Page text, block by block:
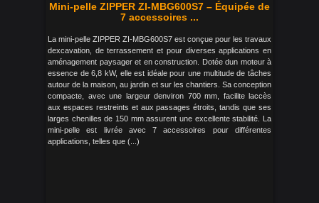
Mini-pelle ZIPPER ZI-MBG600S7 – Équipée de
7 accessoires ...
La mini-pelle ZIPPER ZI-MBG600S7 est conçue pour les travaux
dexcavation, de terrassement et pour diverses applications en
aménagement paysager et en construction. Dotée dun moteur à
essence de 6,8 kW, elle est idéale pour une multitude de tâches
autour de la maison, au jardin et sur les chantiers. Sa conception
compacte, avec une largeur denviron 700 mm, facilite laccès
aux espaces restreints et aux passages étroits, tandis que ses
larges chenilles de 150 mm assurent une excellente stabilité. La
mini-pelle est livrée avec 7 accessoires pour différentes
applications, telles que (...)